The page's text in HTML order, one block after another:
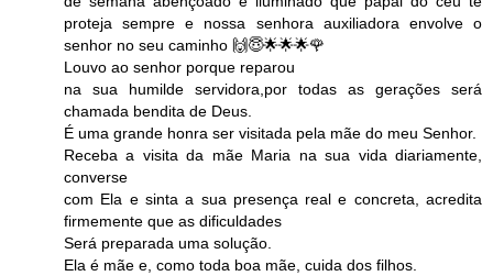
proteja sempre e nossa senhora auxiliadora envolve o
senhor no seu caminho 🙌😇🌟🌟🌟🌹
Louvo ao senhor porque reparou
na sua humilde servidora,por todas as gerações será
chamada bendita de Deus.
É uma grande honra ser visitada pela mãe do meu Senhor.
Receba a visita da mãe Maria na sua vida diariamente,
converse
com Ela e sinta a sua presença real e concreta, acredita
firmemente que as dificuldades
Será preparada uma solução.
Ela é mãe e, como toda boa mãe, cuida dos filhos.